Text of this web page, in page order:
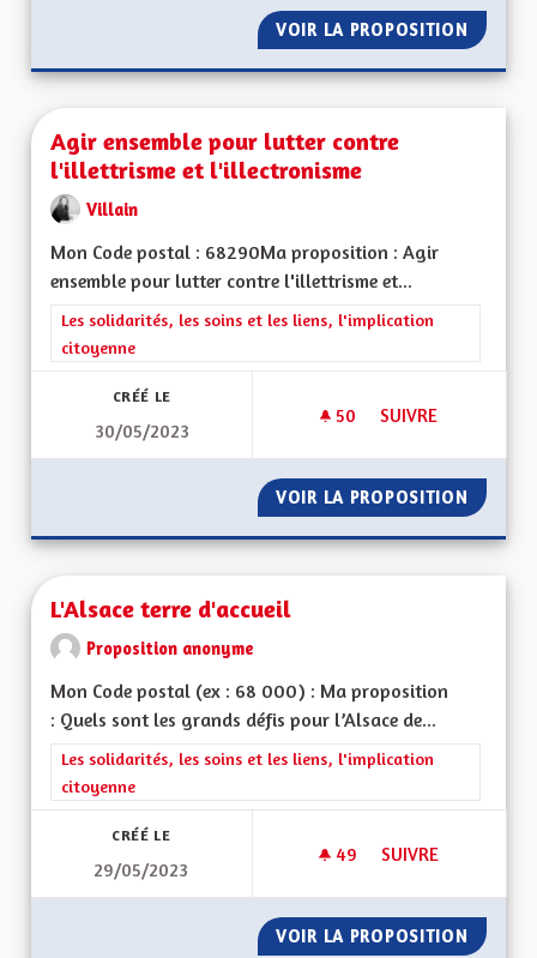
VOIR LA PROPOSITION
Agir ensemble pour lutter contre
l'illettrisme et l'illectronisme
Villain
Mon Code postal : 68290Ma proposition : Agir
ensemble pour lutter contre l'illettrisme et...
Filtrer les résultats de la catégorie : Les solidarités, les soins
Les solidarités, les soins et les liens, l'implication
citoyenne
CRÉÉ LE
30/05/2023
50 50 ABONNÉS
SUIVRE
VOIR LA PROPOSITION AGIR
L'Alsace terre d'accueil
Proposition anonyme
Mon Code postal (ex : 68 000) : Ma proposition
: Quels sont les grands défis pour l’Alsace de...
Filtrer les résultats de la catégorie : Les solidarités, les soins
Les solidarités, les soins et les liens, l'implication
citoyenne
CRÉÉ LE
29/05/2023
49 49 ABONNÉS
SUIVRE
VOIR LA PROPOSITION